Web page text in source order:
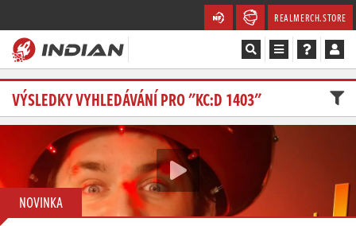
REALMERCH.STORE
Magazín
Videa
Soutěže
VÝSLEDKY VYHLEDÁVÁNÍ PRO "KC:D 1403"
NOVINKA